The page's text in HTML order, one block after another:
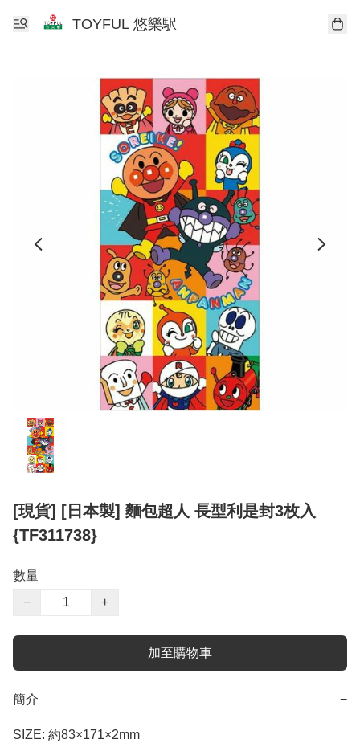
TOYFUL 悠樂駅
[現貨] [日本製] 麵包超人 長型利是封3枚入
{TF311738}
數量
−
+
加至購物車
簡介 −
SIZE: 約83×171×2mm